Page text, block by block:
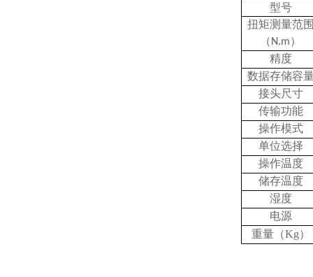
型号
扭矩测量范
（N.m）
精度
数据存储容
接头尺寸
传输功能
操作模式
单位选择
操作温度
储存温度
湿度
电源
重量（Kg）